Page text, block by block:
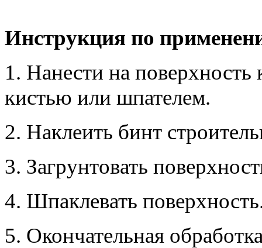
Инструкция по
1. Нанести на
кистью или шпателем.
2. Наклеить бинт
3. Загрунтовать
4. Шпаклевать
5. Окончательная